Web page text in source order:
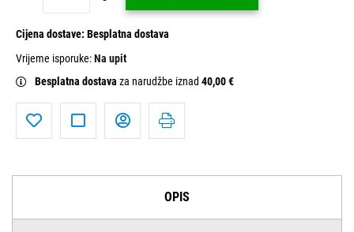
Cijena dostave: Besplatna dostava
Vrijeme isporuke:Na upit
Besplatna dostava za narudžbe iznad 40,00 €
OPIS